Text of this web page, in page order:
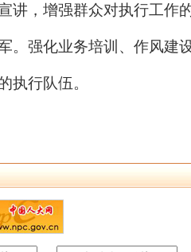
讲，增强群众对执行工作
。强化业务培训、作风建
执行队伍。